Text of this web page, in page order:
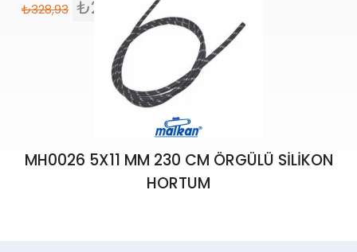
₺328,93 ₺279,59
MH0026 5X11 MM 230 CM ÖRGÜLÜ SİLİKON
HORTUM